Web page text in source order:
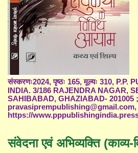
संस्करणः2024, पृष्ठः 165, मूल्यः 310, P.P.
INDIA. 3/186 RAJENDRA NAGAR,
SAHIBABAD, GHAZIABAD- 201005 ;
pravasiprempublishing@gmail.com,
https://
संवेदना एवं अभिव्यक्ति (काव्य-